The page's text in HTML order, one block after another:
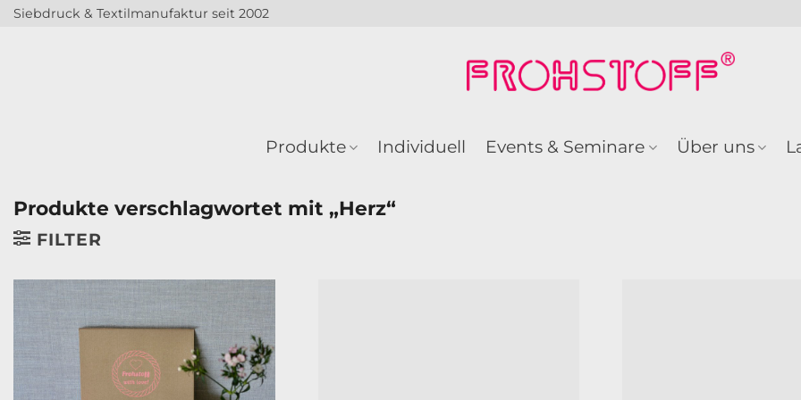
Zum
Siebdruck & Textilmanufaktur seit 2002
Produkte Individuell Events & Seminare Über uns
Produkte verschlagwortet mit „Herz“
FILTER